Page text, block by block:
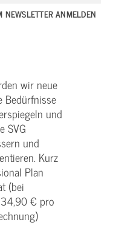
NEWSLETTER ANMELDEN
wir neue
Bedürfnisse
und
SVG
und
Kurz
Plan
(bei
€ pro